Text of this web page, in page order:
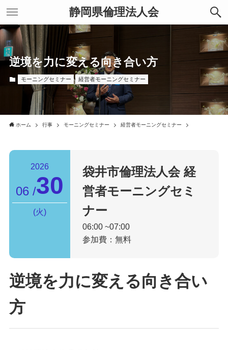
静岡県倫理法人会
逆境を力に変える向き合い方
モーニングセミナー 経営者モーニングセミナー
ホーム 行事 モーニングセミナー 経営者モーニングセミナー
2026
06 30
火
袋井市倫理法人会 経
営者モーニングセミ
ナー
06:00
07:00
参加費：無料
逆境を力に変える向き合い
方